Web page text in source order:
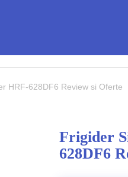
HRF-628DF6 Review si Oferte
Frigider
628DF6